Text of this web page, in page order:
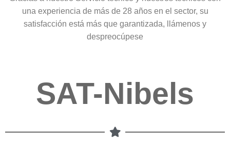
una experiencia de más de 28 años en el sector, su
satisfacción está más que garantizada, llámenos y
despreocúpese
SAT-Nibels